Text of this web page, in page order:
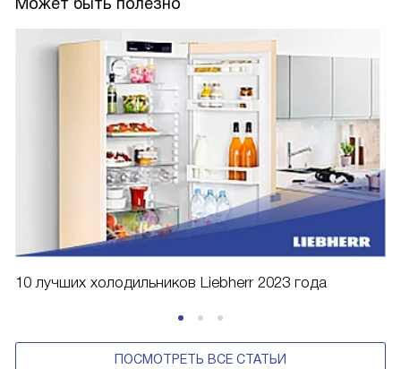
Может быть полезно
10 лучших холодильников Liebherr 2023 года
ПОСМОТРЕТЬ ВСЕ СТАТЬИ